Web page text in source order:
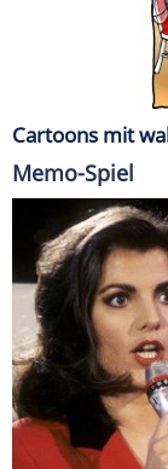
Cartoons mit
Memo-Spiel